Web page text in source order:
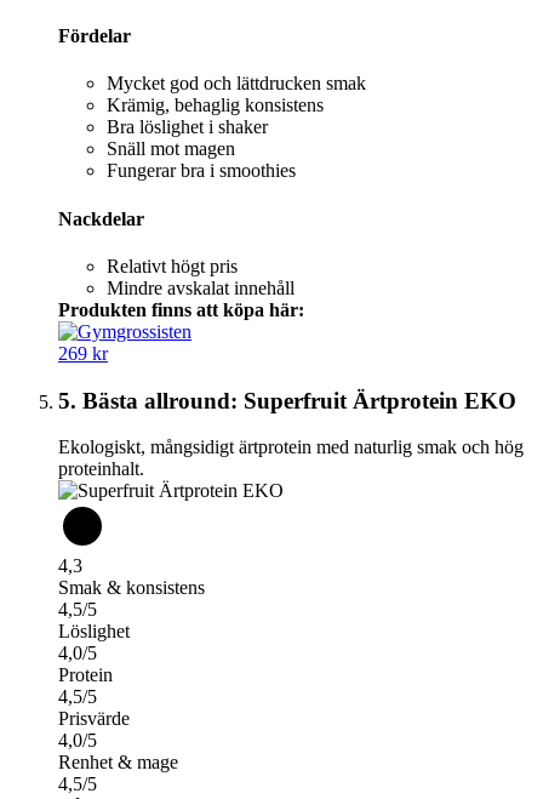
Fördelar
Mycket god och lättdrucken smak
Krämig, behaglig konsistens
Bra löslighet i shaker
Snäll mot magen
Fungerar bra i smoothies
Nackdelar
Relativt högt pris
Mindre avskalat innehåll
Produkten finns att köpa här:
269 kr
5. Bästa allround: Superfruit Ärtprotein EKO
Ekologiskt, mångsidigt ärtprotein med naturlig smak och hög
proteinhalt.
4,3
Smak & konsistens
4,5/5
Löslighet
4,0/5
Protein
4,5/5
Prisvärde
4,0/5
Renhet & mage
4,5/5